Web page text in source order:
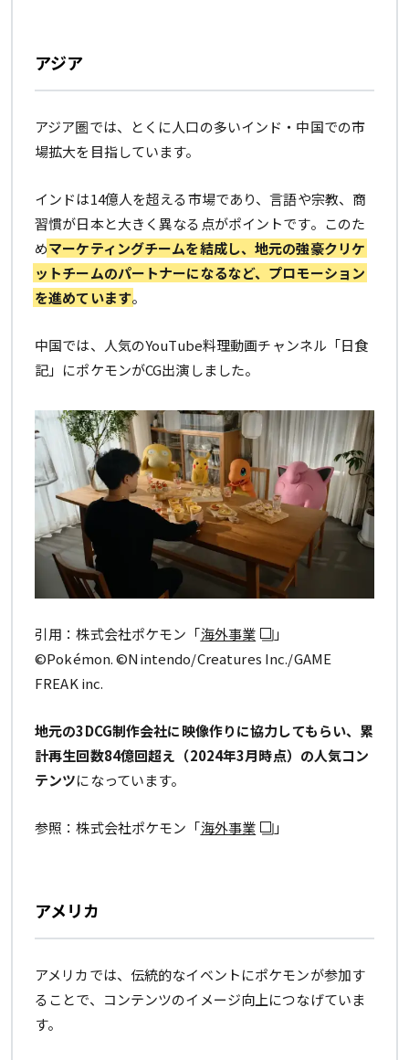
アジア
アジア圏では、とくに人口の多いインド・中国での市
場拡大を目指しています。
インドは14億人を超える市場であり、言語や宗教、商
習慣が日本と大きく異なる点がポイントです。このた
めマーケティングチームを結成し、地元の強豪クリケ
ットチームのパートナーになるなど、プロモーション
を進めています。
中国では、人気のYouTube料理動画チャンネル「日食
記」にポケモンがCG出演しました。
引用：株式会社ポケモン「海外事業
」
©Pokémon. ©Nintendo/Creatures Inc./GAME
FREAK inc.
地元の3DCG制作会社に映像作りに協力してもらい、累
計再生回数84億回超え（2024年3月時点）の人気コン
テンツになっています。
参照：株式会社ポケモン「海外事業 」
アメリカ
アメリカでは、伝統的なイベントにポケモンが参加す
ることで、コンテンツのイメージ向上につなげていま
す。